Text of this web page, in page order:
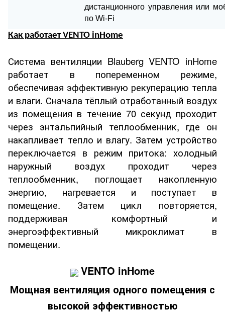
дистанционного управления или
по Wi-Fi
Как работаетVENTO inHome
Система вентиляции Blauberg VENTO inHome
работает в попеременном режиме,
обеспечивая эффективную рекуперацию тепла
и влаги. Сначала тёплый отработанный воздух
из помещения в течение 70 секунд проходит
через энтальпийный теплообменник, где он
накапливает тепло и влагу. Затем устройство
переключается в режим притока: холодный
наружный воздух проходит через
теплообменник, поглощает накопленную
энергию, нагревается и поступает в
помещение. Затем цикл повторяется,
поддерживая комфортный и
энергоэффективный микроклимат в
помещении.
VENTO inHome
Мощная вентиляция одного помещения с
высокой эффективностью